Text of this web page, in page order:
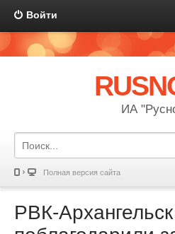
Войти
ИА
Полная версия сайта
РВК-Архангельск